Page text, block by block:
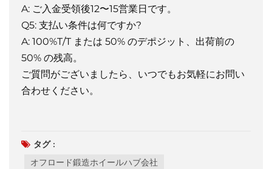
A: ご入金受領後12〜15営業日です。
Q5: 支払い条件は何ですか?
A: 100%T/T または 50% のデポジット、出荷前の
50% の残高。
ご質問がございましたら、いつでもお気軽にお問い
合わせください。
タグ :
オフロード鍛造ホイールハブ会社